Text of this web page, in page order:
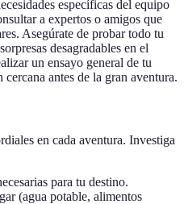
específicas del equipo
a expertos o amigos que
Asegúrate de probar todo tu
desagradables en el
un ensayo general de tu
antes de la gran aventura.
en cada aventura. Investiga
para tu destino.
(agua potable, alimentos